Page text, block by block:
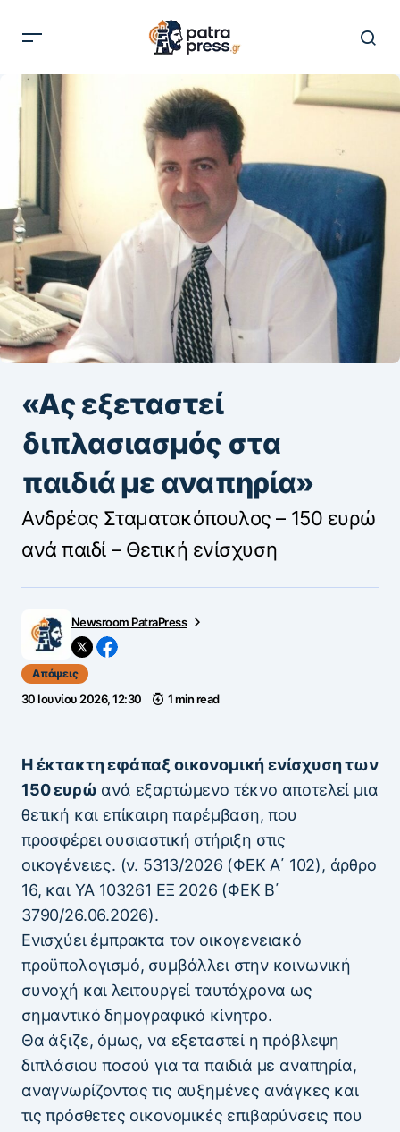
«Ας εξεταστεί
διπλασιασμός στα
παιδιά με αναπηρία»
Ανδρέας Σταματακόπουλος – 150 ευρώ
ανά παιδί – Θετική ενίσχυση
Newsroom PatraPress
Απόψεις
30 Ιουνίου 2026, 12:30 1 min read
Η έκτακτη εφάπαξ οικονομική ενίσχυση των
150 ευρώ ανά εξαρτώμενο τέκνο αποτελεί μια
θετική και επίκαιρη παρέμβαση, που
προσφέρει ουσιαστική στήριξη στις
οικογένειες. (ν. 5313/2026 (ΦΕΚ Α΄ 102), άρθρο
16, και ΥΑ 103261 ΕΞ 2026 (ΦΕΚ Β΄
3790/26.06.2026).
Ενισχύει έμπρακτα τον οικογενειακό
προϋπολογισμό, συμβάλλει στην κοινωνική
συνοχή και λειτουργεί ταυτόχρονα ως
σημαντικό δημογραφικό κίνητρο.
Θα άξιζε, όμως, να εξεταστεί η πρόβλεψη
διπλάσιου ποσού για τα παιδιά με αναπηρία,
αναγνωρίζοντας τις αυξημένες ανάγκες και
τις πρόσθετες οικονομικές επιβαρύνσεις που